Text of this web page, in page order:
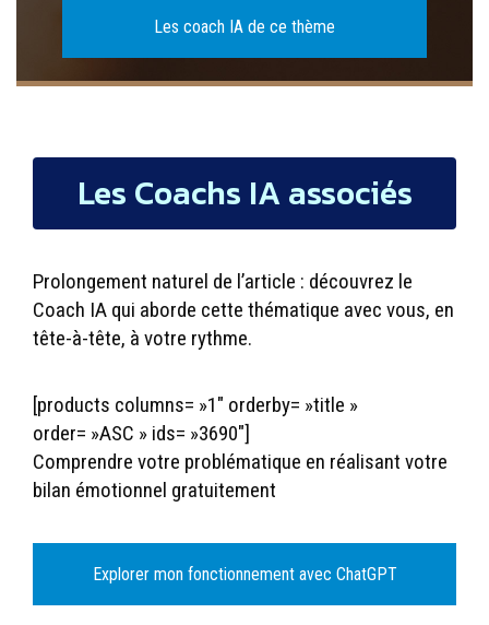
Les coach IA de ce thème
Les Coachs IA associés
Prolongement naturel de l’article : découvrez le
Coach IA qui aborde cette thématique avec vous, en
tête-à-tête, à votre rythme.
[products columns= »1″ orderby= »title »
order= »ASC » ids= »3690″]
Comprendre votre problématique en réalisant votre
bilan émotionnel gratuitement
Explorer mon fonctionnement avec ChatGPT